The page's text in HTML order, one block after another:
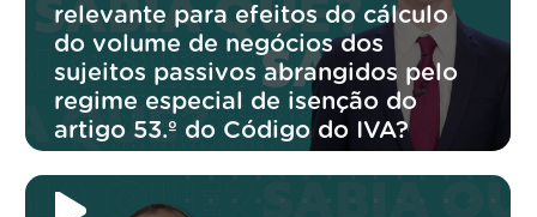
relevante para efeitos do cálculo
do volume de negócios dos
sujeitos passivos abrangidos pelo
regime especial de isenção do
artigo 53.º do Código do IVA?